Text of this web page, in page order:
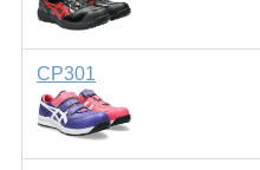
CP301